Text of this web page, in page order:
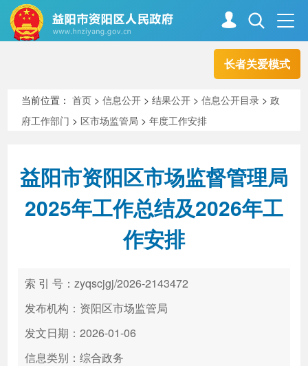
长者关爱模式
走进资阳
新闻中心 解读回应
高效办成一件事
当前位置：首页 >信息公开 >结果公开 >信息公开目录 >政
府工作部门 > 区市场监管局 >年度工作安排
益阳市资阳区市场监督管理局
2025年工作总结及2026年工
作安排
索 引 号：zyqscjgj/2026-2143472
发布机构：资阳区市场监管局
发文日期：2026-01-06
信息类别：综合政务